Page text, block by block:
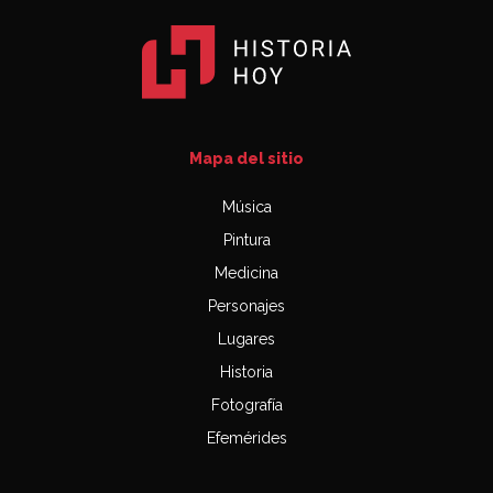
Mapa del sitio
Música
Pintura
Medicina
Personajes
Lugares
Historia
Fotografía
Efemérides